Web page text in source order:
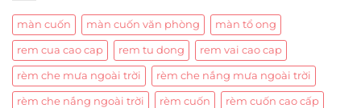
màn cuốn màn cuốn văn phòng màn tổ ong
rem cua cao cap rem tu dong rem vai cao cap
rèm che mưa ngoài trời rèm che nắng mưa ngoài trời
rèm che nắng ngoài trời rèm cuốn rèm cuốn cao cấp